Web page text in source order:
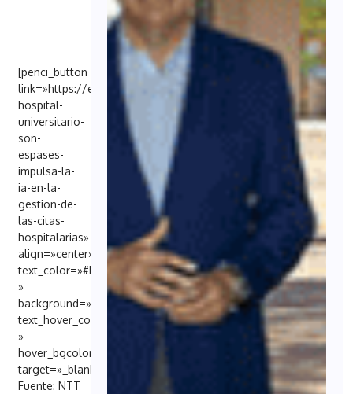
[penci_button
link=»https://es.nttdata.com/newsfolder/el-
hospital-
universitario-
son-
espases-
impulsa-la-
ia-en-la-
gestion-de-
las-citas-
hospitalarias»
align=»center»
text_color=»#FFFFFF
»
background=»#6EB48C»
text_hover_color=»#FFFFFF
»
hover_bgcolor=»#000098″
target=»_blank»]
Fuente: NTT